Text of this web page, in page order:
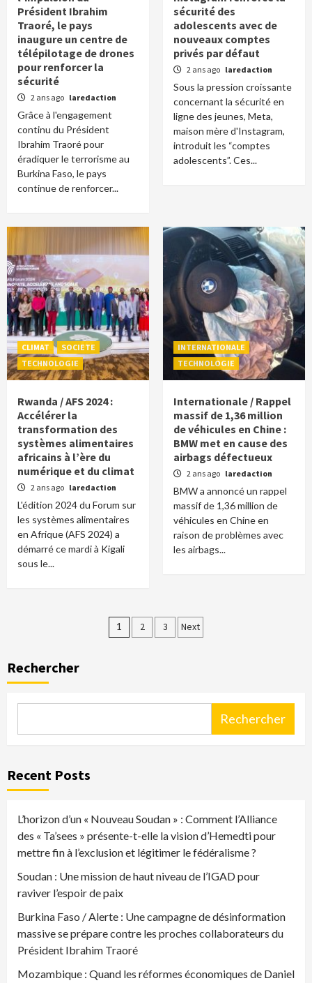
Président Ibrahim
Traoré, le pays
inaugure un centre de
télépilotage de drones
pour renforcer la
sécurité
2 ans ago laredaction
Grâce à l'engagement
continu du Président
Ibrahim Traoré pour
éradiquer le terrorisme au
Burkina Faso, le pays
continue de renforcer...
sécurité des
adolescents avec de
nouveaux comptes
privés par défaut
2 ans ago laredaction
Sous la pression croissante
concernant la sécurité en
ligne des jeunes, Meta,
maison mère d'Instagram,
introduit les “comptes
adolescents”. Ces...
CLIMAT
SOCIETE
TECHNOLOGIE
Rwanda / AFS 2024 :
Accélérer la
transformation des
systèmes alimentaires
africains à l’ère du
numérique et du climat
2 ans ago laredaction
L'édition 2024 du Forum sur
les systèmes alimentaires
en Afrique (AFS 2024) a
démarré ce mardi à Kigali
sous le...
INTERNATIONALE
TECHNOLOGIE
Internationale / Rappel
massif de 1,36 million
de véhicules en Chine :
BMW met en cause des
airbags défectueux
2 ans ago laredaction
BMW a annoncé un rappel
massif de 1,36 million de
véhicules en Chine en
raison de problèmes avec
les airbags...
Pagination
1 2 3 Next
Rechercher
Rechercher
Recent Posts
L’horizon d’un « Nouveau Soudan » : Comment l’Alliance
des « Ta’sees » présente-t-elle la vision d’Hemedti pour
mettre fin à l’exclusion et légitimer le fédéralisme ?
Soudan : Une mission de haut niveau de l’IGAD pour
raviver l’espoir de paix
Burkina Faso / Alerte : Une campagne de désinformation
massive se prépare contre les proches collaborateurs du
Président Ibrahim Traoré
Mozambique : Quand les réformes économiques de Daniel